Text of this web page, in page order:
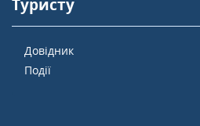
Туристу
Довідник
Події